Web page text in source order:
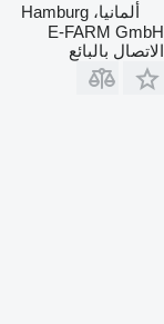
ألمانيا، Hamburg
E-FARM GmbH
الاتصال بالبائع